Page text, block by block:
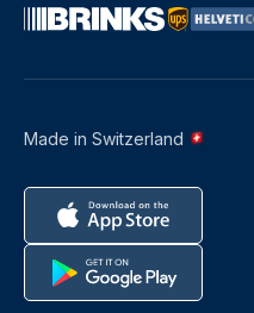
Made in Switzerland